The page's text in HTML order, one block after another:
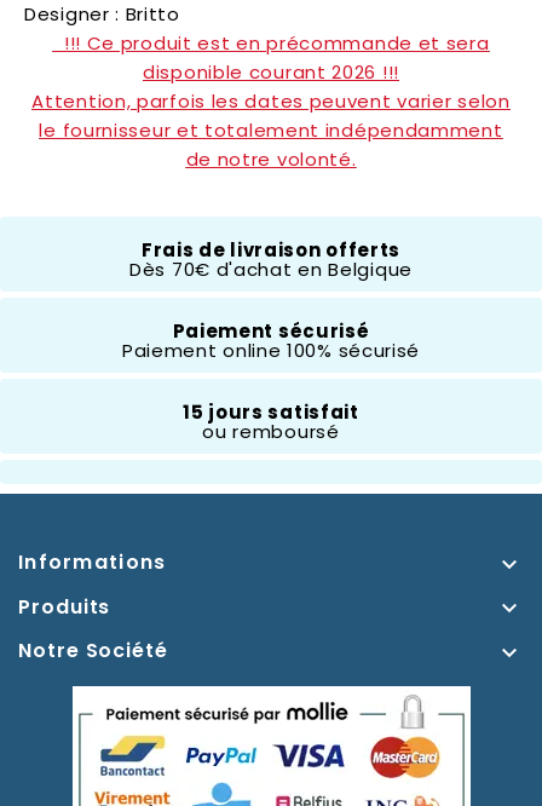
Designer : Britto
!!! Ce produit est en précommande et sera
disponible courant 2026 !!!
Attention, parfois les dates peuvent varier selon
le fournisseur et totalement indépendamment
de notre volonté.
Frais de livraison offerts
Dès 70€ d'achat en Belgique
Paiement sécurisé
Paiement online 100% sécurisé
15 jours satisfait
ou remboursé
Informations 
Produits 
Notre Société 